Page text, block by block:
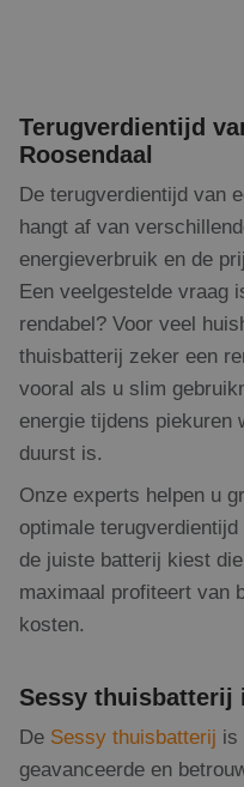
Terugverdientijd
Roosendaal
De terugverdientijd van
hangt af van
energieverbruik en de
Een veelgestelde vraag
rendabel? Voor veel
thuisbatterij zeker een
vooral als u slim
energie tijdens piekuren
duurst is.
Onze experts helpen u
optimale
de juiste batterij kiest
maximaal profiteert van
kosten.
Sessy thuisbatterij
De Sessy thuisbatterij is
geavanceerde en